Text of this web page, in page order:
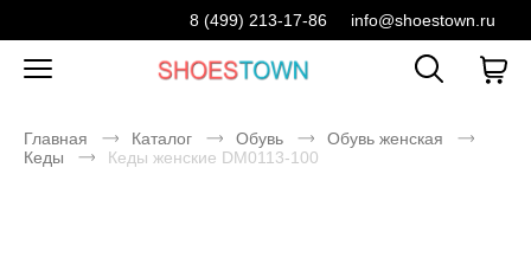
8 (499) 213-17-86 info@shoestown.ru
Главная Каталог Обувь
Обувь женская
Кеды
Кеды женские DM0113-100